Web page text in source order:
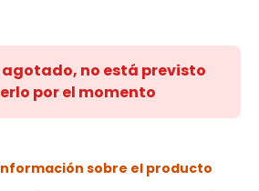
no está previsto
por el momento
sobre el producto